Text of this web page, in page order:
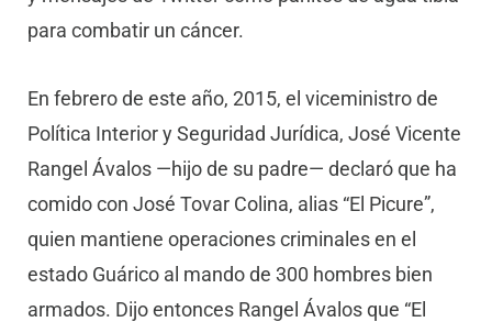
para combatir un cáncer.
En febrero de este año, 2015, el viceministro de
Política Interior y Seguridad Jurídica, José Vicente
Rangel Ávalos —hijo de su padre— declaró que ha
comido con José Tovar Colina, alias “El Picure”,
quien mantiene operaciones criminales en el
estado Guárico al mando de 300 hombres bien
armados. Dijo entonces Rangel Ávalos que “El